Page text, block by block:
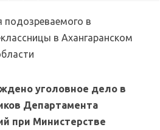
уголовное дело в
Департамента
при Министерстве